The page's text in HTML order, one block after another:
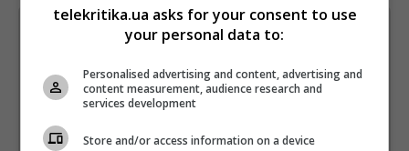
Щотижневий лист з найцікавішим.
Підпишіться ще раз, якщо не отримуєте від нас листи
telekritika.ua asks for your consent to use
your personal data to:
Personalised advertising and content, advertising and
content measurement, audience research and
services development
Store and/or access information on a device